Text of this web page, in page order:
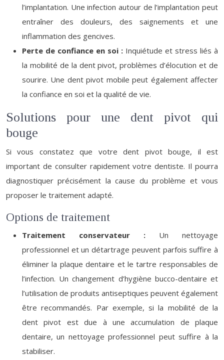
l’implantation. Une infection autour de l’implantation peut
entraîner des douleurs, des saignements et une
inflammation des gencives.
Perte de confiance en soi : Inquiétude et stress liés à
la mobilité de la dent pivot, problèmes d’élocution et de
sourire. Une dent pivot mobile peut également affecter
la confiance en soi et la qualité de vie.
Solutions pour une dent pivot qui
bouge
Si vous constatez que votre dent pivot bouge, il est
important de consulter rapidement votre dentiste. Il pourra
diagnostiquer précisément la cause du problème et vous
proposer le traitement adapté.
Options de traitement
Traitement conservateur : Un nettoyage
professionnel et un détartrage peuvent parfois suffire à
éliminer la plaque dentaire et le tartre responsables de
l’infection. Un changement d’hygiène bucco-dentaire et
l’utilisation de produits antiseptiques peuvent également
être recommandés. Par exemple, si la mobilité de la
dent pivot est due à une accumulation de plaque
dentaire, un nettoyage professionnel peut suffire à la
stabiliser.